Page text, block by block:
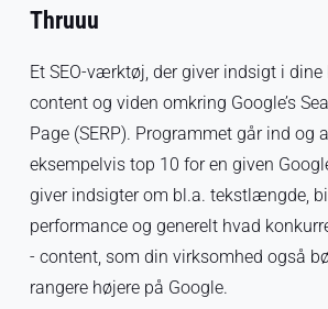
Thruuu
Et SEO-værktøj, der giver indsigt i
content og viden omkring Google’s
Page (SERP). Programmet går ind og
eksempelvis top 10 for en given
giver indsigter om bl.a. tekstlængde,
performance og generelt hvad
- content, som din virksomhed også
rangere højere på Google.